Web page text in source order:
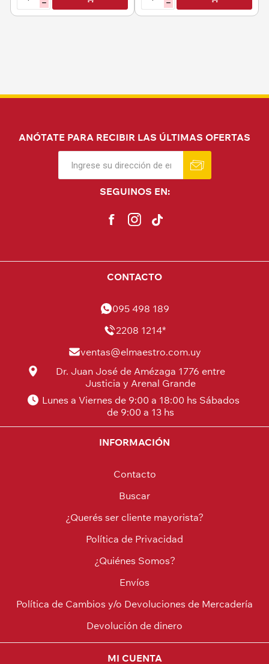
h h
ANÓTATE PARA RECIBIR LAS ÚLTIMAS OFERTAS
SEGUINOS EN:
CONTACTO
095 498 189
2208 1214*
ventas@elmaestro.com.uy
Dr. Juan José de Amézaga 1776 entre
Justicia y Arenal Grande
Lunes a Viernes de 9:00 a 18:00 hs Sábados
de 9:00 a 13 hs
INFORMACIÓN
Contacto
Buscar
¿Querés ser cliente mayorista?
Política de Privacidad
¿Quiénes Somos?
Envíos
Política de Cambios y/o Devoluciones de Mercadería
Devolución de dinero
MI CUENTA